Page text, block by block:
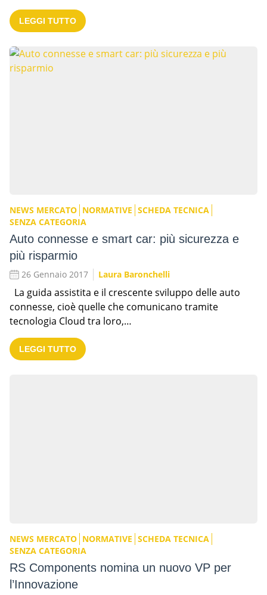
LEGGI TUTTO
NEWS MERCATO NORMATIVE SCHEDA TECNICA
SENZA CATEGORIA
Auto connesse e smart car: più sicurezza e
più risparmio
26 Gennaio 2017 Laura Baronchelli
La guida assistita e il crescente sviluppo delle auto
connesse, cioè quelle che comunicano tramite
tecnologia Cloud tra loro,…
LEGGI TUTTO
NEWS MERCATO NORMATIVE SCHEDA TECNICA
SENZA CATEGORIA
RS Components nomina un nuovo VP per
l’Innovazione